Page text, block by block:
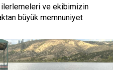
ilerlemeleri ve ekibimizin
büyük memnuniyet